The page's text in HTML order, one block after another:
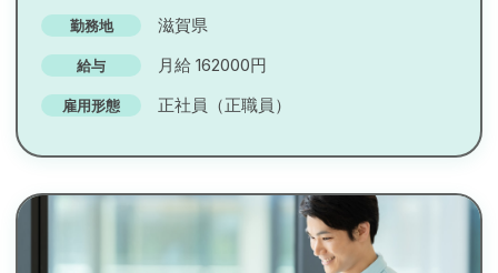
勤務地 滋賀県
給与 月給 162000円
雇用形態 正社員（正職員）